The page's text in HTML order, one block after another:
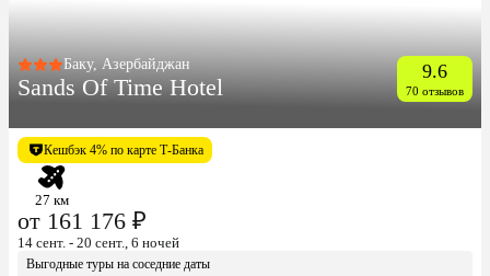
Баку, Азербайджан
Sands Of Time Hotel
9.6
70 отзывов
Кешбэк 4% по карте Т-Банка
27 км
от 161 176 ₽
14 сент. - 20 сент., 6 ночей
Выгодные туры на соседние даты